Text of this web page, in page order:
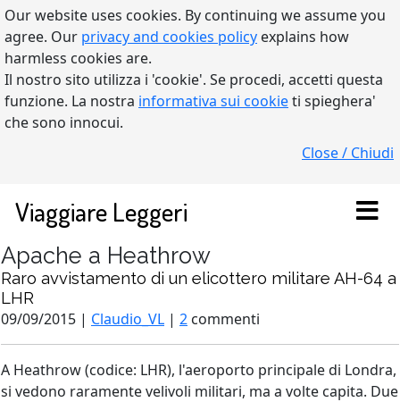
Our website uses cookies. By continuing we assume you
agree. Our privacy and cookies policy explains how
harmless cookies are.
Il nostro sito utilizza i 'cookie'. Se procedi, accetti questa
funzione. La nostra informativa sui cookieti spieghera'
che sono innocui.
Close / Chiudi
Viaggiare Leggeri
Apache a Heathrow
Raro avvistamento di un elicottero militare AH-64 a
LHR
09/09/2015 | Claudio_VL | 2 commenti
A Heathrow (codice: LHR), l'aeroporto principale di Londra,
si vedono raramente velivoli militari, ma a volte capita. Due